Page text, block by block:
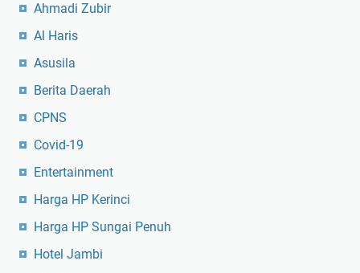
Ahmadi Zubir
Al Haris
Asusila
Berita Daerah
CPNS
Covid-19
Entertainment
Harga HP Kerinci
Harga HP Sungai Penuh
Hotel Jambi